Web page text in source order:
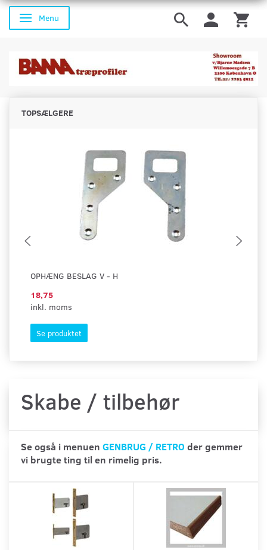
Skifte navigation
Menu
TOPSÆLGERE
OPHÆNG BESLAG V - H
18,75
inkl. moms
Se produktet
Skabe / tilbehør
Se også i menuen GENBRUG / RETRO der gemmer
vi brugte ting til en rimelig pris.